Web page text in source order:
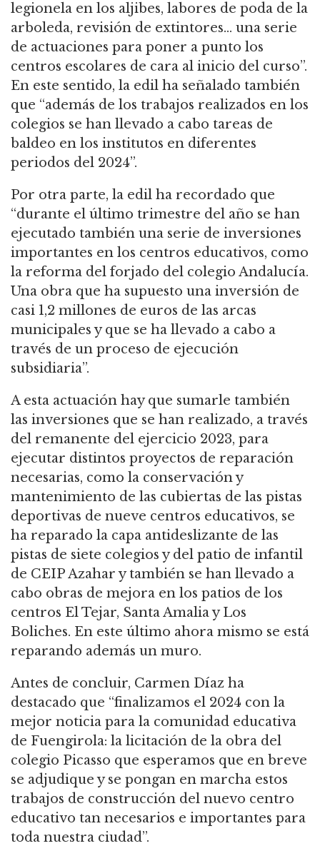
legionela en los aljibes, labores de poda de la
arboleda, revisión de extintores… una serie
de actuaciones para poner a punto los
centros escolares de cara al inicio del curso”.
En este sentido, la edil ha señalado también
que “además de los trabajos realizados en los
colegios se han llevado a cabo tareas de
baldeo en los institutos en diferentes
periodos del 2024”.
Por otra parte, la edil ha recordado que
“durante el último trimestre del año se han
ejecutado también una serie de inversiones
importantes en los centros educativos, como
la reforma del forjado del colegio Andalucía.
Una obra que ha supuesto una inversión de
casi 1,2 millones de euros de las arcas
municipales y que se ha llevado a cabo a
través de un proceso de ejecución
subsidiaria”.
A esta actuación hay que sumarle también
las inversiones que se han realizado, a través
del remanente del ejercicio 2023, para
ejecutar distintos proyectos de reparación
necesarias, como la conservación y
mantenimiento de las cubiertas de las pistas
deportivas de nueve centros educativos, se
ha reparado la capa antideslizante de las
pistas de siete colegios y del patio de infantil
de CEIP Azahar y también se han llevado a
cabo obras de mejora en los patios de los
centros El Tejar, Santa Amalia y Los
Boliches. En este último ahora mismo se está
reparando además un muro.
Antes de concluir, Carmen Díaz ha
destacado que “finalizamos el 2024 con la
mejor noticia para la comunidad educativa
de Fuengirola: la licitación de la obra del
colegio Picasso que esperamos que en breve
se adjudique y se pongan en marcha estos
trabajos de construcción del nuevo centro
educativo tan necesarios e importantes para
toda nuestra ciudad”.